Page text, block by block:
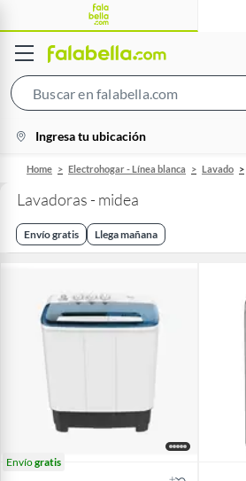
Bar
location-
icon
Ingresa tu ubicación
Home Electrohogar - Línea blanca Lavado
Lavadoras - midea
Envío gratis Llega mañana
Envíogratis